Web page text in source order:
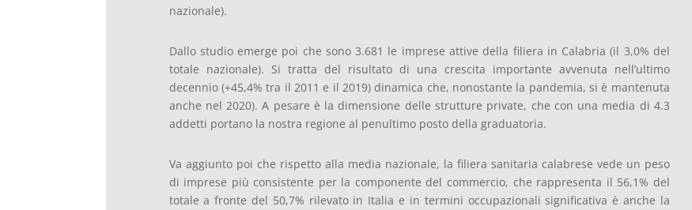
nazionale).
Dallo studio emerge poi che sono 3.681 le imprese attive della filiera in Calabria (il 3,0% del
totale nazionale). Si tratta del risultato di una crescita importante avvenuta nell’ultimo
decennio (+45,4% tra il 2011 e il 2019) dinamica che, nonostante la pandemia, si è mantenuta
anche nel 2020). A pesare è la dimensione delle strutture private, che con una media di 4.3
addetti portano la nostra regione al penultimo posto della graduatoria.
Va aggiunto poi che rispetto alla media nazionale, la filiera sanitaria calabrese vede un peso
di imprese più consistente per la componente del commercio, che rappresenta il 56,1% del
totale a fronte del 50,7% rilevato in Italia e in termini occupazionali significativa è anche la